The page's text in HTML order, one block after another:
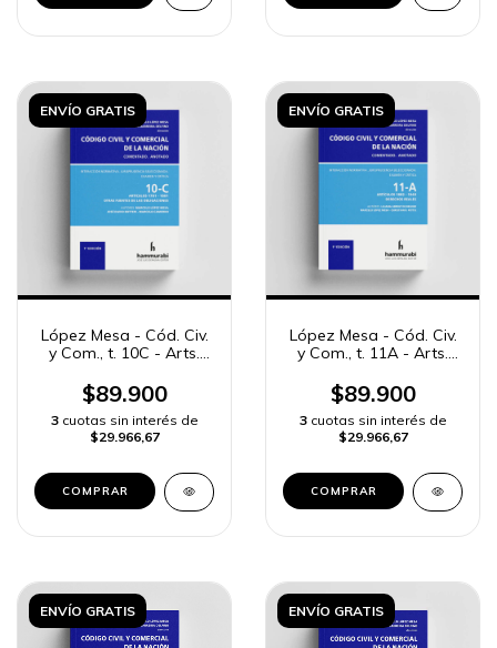
ENVÍO GRATIS
López Mesa - Cód. Civ.
y Com., t. 10C - Arts.
$89.900
3 cuotas sin interés de
$29.966,67
COMPRAR
ENVÍO GRATIS
López Mesa - Cód. Civ.
y Com., t. 11A - Arts.
$89.900
3 cuotas sin interés de
$29.966,67
COMPRAR
ENVÍO GRATIS ENVÍO GRATIS